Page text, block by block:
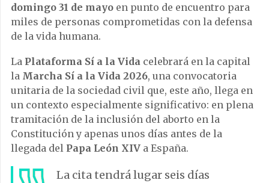
domingo 31 de mayo en punto de encuentro para
miles de personas comprometidas con la defensa
de la vida humana.
La Plataforma Sí a la Vida celebrará en la capital
la Marcha Sí a la Vida 2026, una convocatoria
unitaria de la sociedad civil que, este año, llega en
un contexto especialmente significativo: en plena
tramitación de la inclusión del aborto en la
Constitución y apenas unos días antes de la
llegada del Papa León XIV a España.
La cita tendrá lugar seis días